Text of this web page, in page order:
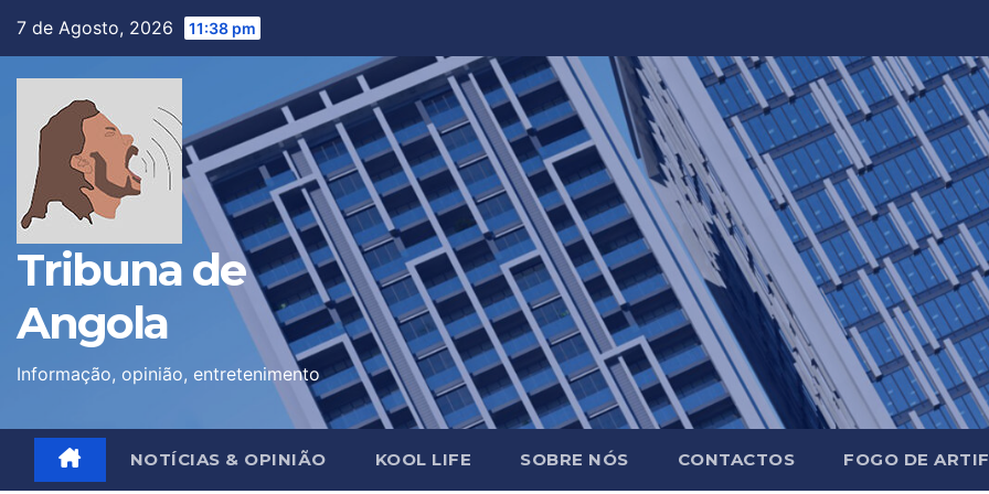
7 de Agosto, 2026 11:38 pm
Tribuna de
Angola
Informação, opinião, entretenimento
NOTÍCIAS & OPINIÃO KOOL LIFE SOBRE NÓS CONTACTOS FOGO DE